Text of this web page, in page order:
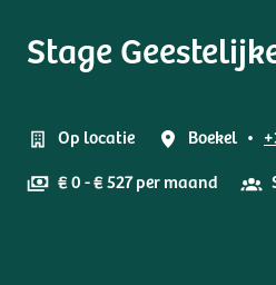
Stage
Op locatie Boekel •
€ 0 - € 527 per maand